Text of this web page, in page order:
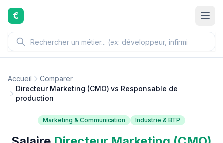
Aller au contenu principal
€
Accueil
Comparer
Directeur Marketing (CMO) vs Responsable de
production
Marketing & Communication Industrie & BTP